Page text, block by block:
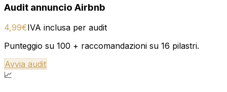
Audit annuncio Airbnb
4,99€IVA inclusa per audit
Punteggio su 100 + raccomandazioni su 16 pilastri.
Avvia audit
📈